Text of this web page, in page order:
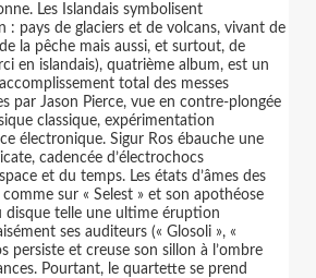
Les Islandais symbolisent
: pays de glaciers et de volcans, vivant de
la pêche mais aussi, et surtout, de
en islandais), quatrième album, est un
total des messes
par Jason Pierce, vue en contre-plongée
classique, expérimentation
électronique. Sigur Ros ébauche une
cadencée d’électrochocs
et du temps. Les états d’âmes des
sur « Selest » et son apothéose
disque telle une ultime éruption
ses auditeurs (« Glosoli », «
persiste et creuse son sillon à l’ombre
Pourtant, le quartette se prend